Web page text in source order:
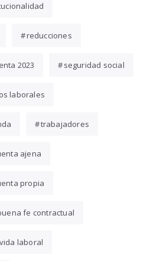
reducciones
2023 seguridad social
laborales
trabajadores
ajena
propia
fe contractual
vida laboral